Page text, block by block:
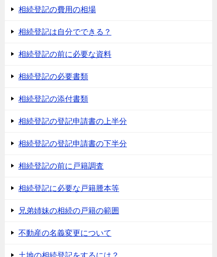
相続登記の費用の相場
相続登記は自分でできる？
相続登記の前に必要な資料
相続登記の必要書類
相続登記の添付書類
相続登記の登記申請書の上半分
相続登記の登記申請書の下半分
相続登記の前に戸籍調査
相続登記に必要な戸籍謄本等
兄弟姉妹の相続の戸籍の範囲
不動産の名義変更について
土地の相続登記をするには？